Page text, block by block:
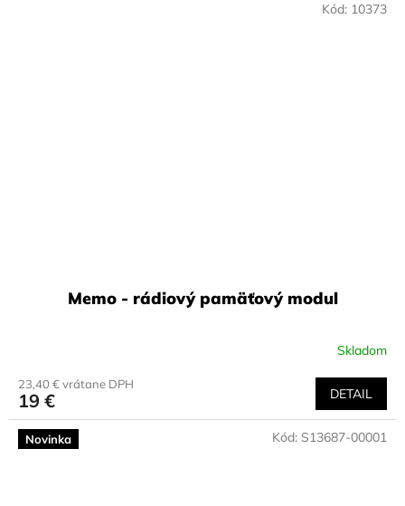
Memo - rádiový pamäťový modul
Skladom
23,40 € vrátane DPH
19 € DETAIL
Kód: 10373
Novinka Kód: S13687-00001